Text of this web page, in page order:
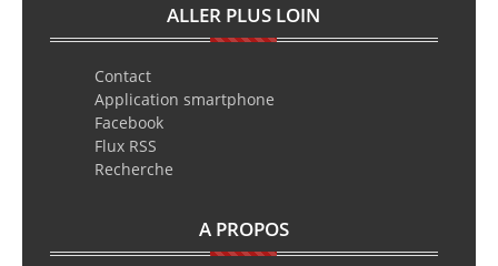
ALLER PLUS LOIN
Contact
Application smartphone
Facebook
Flux RSS
Recherche
A PROPOS